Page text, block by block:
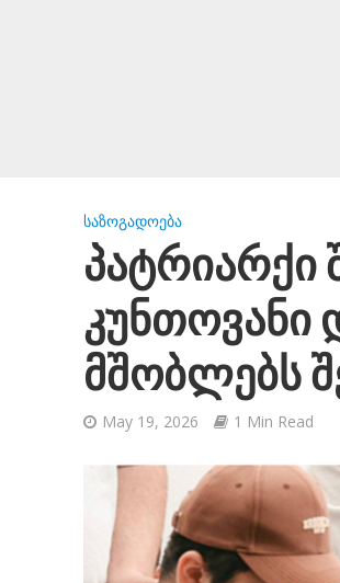
ᲡᲐᲖᲝᲒᲐᲓᲝᲔᲑᲐ
პატრიარქი
კუნთოვანი
მშობლებს
May 19, 2026 1 Min Read